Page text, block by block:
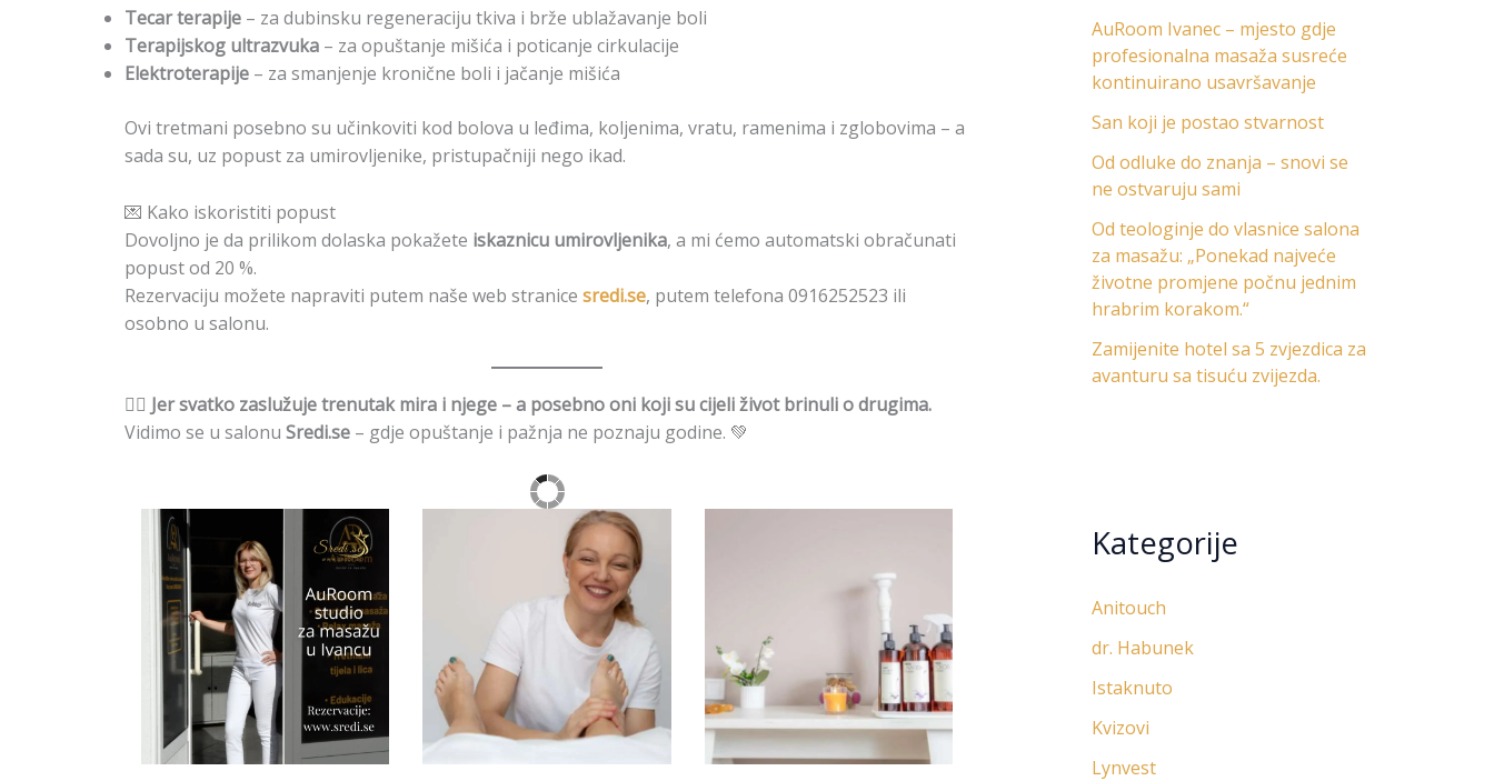
Tecar terapije – za dubinsku regeneraciju tkiva i brže ublažavanje boli
Terapijskog ultrazvuka – za opuštanje mišića i poticanje cirkulacije
Elektroterapije – za smanjenje kronične boli i jačanje mišića
Ovi tretmani posebno su učinkoviti kod bolova u leđima, koljenima, vratu, ramenima i zglobovima – a
sada su, uz popust za umirovljenike, pristupačniji nego ikad.
💌 Kako iskoristiti popust
Dovoljno je da prilikom dolaska pokažete iskaznicu umirovljenika, a mi ćemo automatski obračunati
popust od 20 %.
Rezervaciju možete napraviti putem naše web stranice sredi.se, putem telefona 0916252523 ili
osobno u salonu.
🧘‍♂️ Jer svatko zaslužuje trenutak mira i njege – a posebno oni koji su cijeli život brinuli o drugima.
Vidimo se u salonu Sredi.se – gdje opuštanje i pažnja ne poznaju godine. 💚
AuRoom Ivanec – mjesto gdje
profesionalna masaža susreće
kontinuirano usavršavanje
San koji je postao stvarnost
Od odluke do znanja – snovi se
ne ostvaruju sami
Od teologinje do vlasnice salona
za masažu: „Ponekad najveće
životne promjene počnu jednim
hrabrim korakom.“
Zamijenite hotel sa 5 zvjezdica za
avanturu sa tisuću zvijezda.
Kategorije
Anitouch
dr. Habunek
Istaknuto
Kvizovi
Lynvest